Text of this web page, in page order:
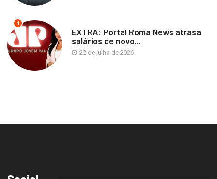
4
EXTRA: Portal Roma News atrasa
salários de novo...
22 de julho de 2026